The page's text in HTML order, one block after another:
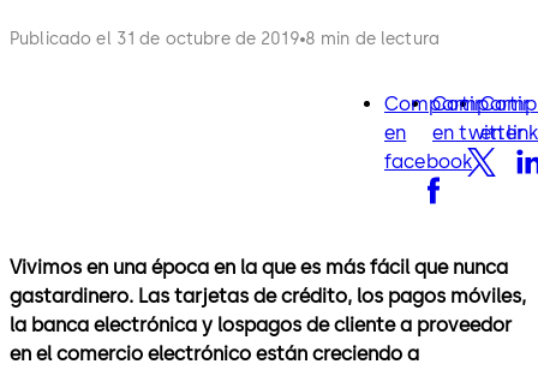
Publicado el 31 de octubre de 2019 8 min de lectura
Compartir
en
facebook
facebook
Compartir
en twitter
twitter
en
Vivimos en una época en la que es más fácil que nunca
gastardinero. Las tarjetas de crédito, los pagos móviles,
la banca electrónica y lospagos de cliente a proveedor
en el comercio electrónico están creciendo a